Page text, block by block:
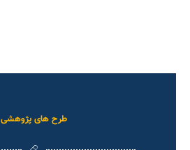
طرح های پژوهشی